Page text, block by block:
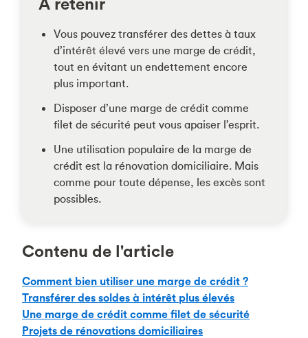
Vous pouvez transférer des dettes à taux
d’intérêt élevé vers une marge de crédit,
tout en évitant un endettement encore
plus important.
Disposer d’une marge de crédit comme
filet de sécurité peut vous apaiser l’esprit.
Une utilisation populaire de la marge de
crédit est la rénovation domiciliaire. Mais
comme pour toute dépense, les excès sont
possibles.
Contenu de l'article
Comment bien utiliser une marge de crédit ?
Transférer des soldes à intérêt plus élevés
Une marge de crédit comme filet de sécurité
Projets de rénovations domiciliaires